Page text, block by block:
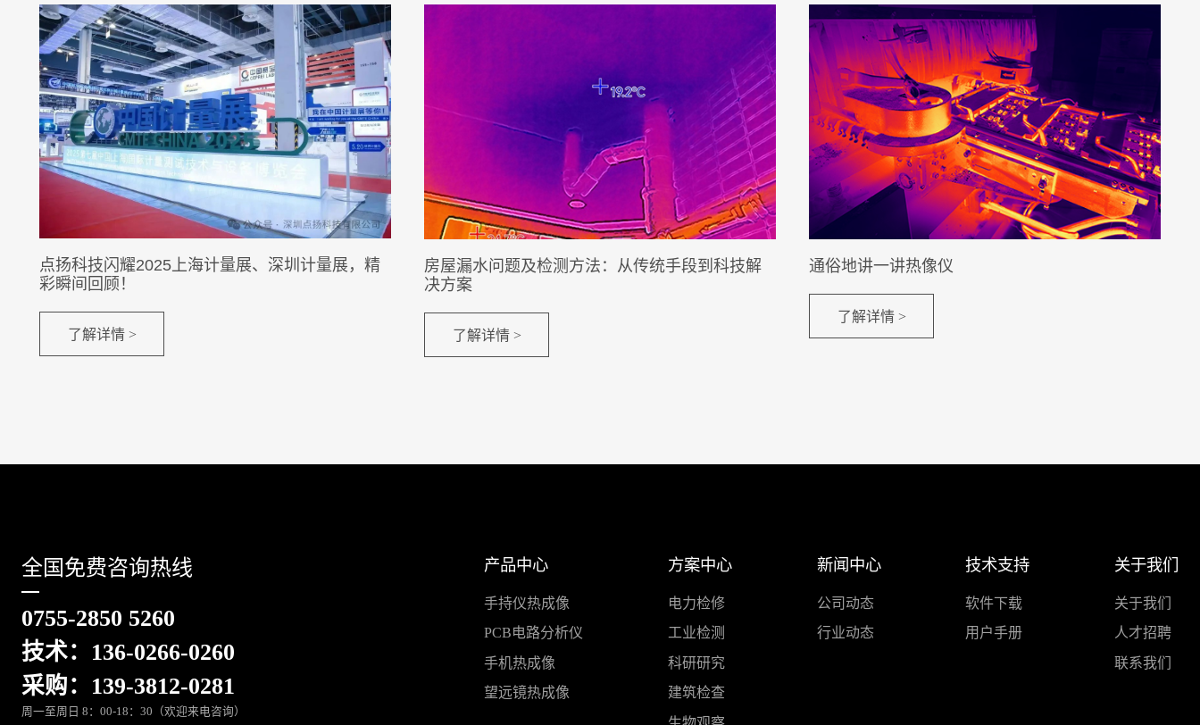
点扬科技闪耀2025上海计量展、深圳计量展，精
彩瞬间回顾！
了解详情 >
房屋漏水问题及检测方法：从传统手段到科技解
决方案
了解详情 >
通俗地讲一讲热像仪
了解详情 >
全国免费咨询热线
0755-2850 5260
技术：136-0266-0260
采购：139-3812-0281
周一至周日 8：00-18：30（欢迎来电咨询）
产品中心
手持仪热成像
PCB电路分析仪
手机热成像
望远镜热成像
方案中心
电力检修
工业检测
科研研究
建筑检查
新闻中心
公司动态
行业动态
技术支持
软件下载
用户手册
关于我们
关于我们
人才招聘
联系我们